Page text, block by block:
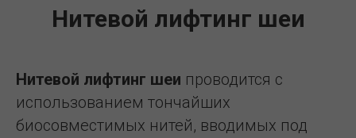
Нитевой лифтинг шеи
Нитевой лифтинг шеи проводится с
использованием тончайших
биосовместимых нитей, вводимых под